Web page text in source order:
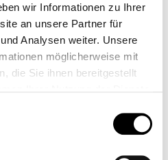
wir Informationen zu Ihrer
an unsere Partner für
Analysen weiter. Unsere
möglicherweise mit
die Sie ihnen bereitgestellt